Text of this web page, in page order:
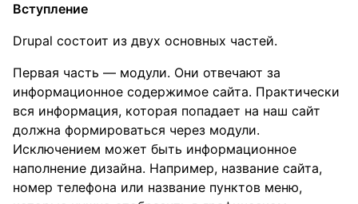
Вступление
Drupal состоит из двух основных частей.
Первая часть — модули. Они отвечают за
информационное содержимое сайта. Практически
вся информация, которая попадает на наш сайт
должна формироваться через модули.
Исключением может быть информационное
наполнение дизайна. Например, название сайта,
номер телефона или название пунктов меню,